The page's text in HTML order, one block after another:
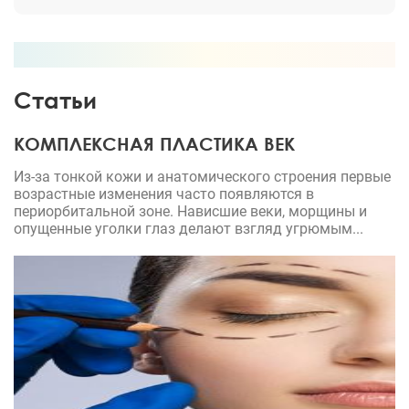
Статьи
КОМПЛЕКСНАЯ ПЛАСТИКА ВЕК
Из-за тонкой кожи и анатомического строения первые
возрастные изменения часто появляются в
периорбитальной зоне. Нависшие веки, морщины и
опущенные уголки глаз делают взгляд угрюмым...